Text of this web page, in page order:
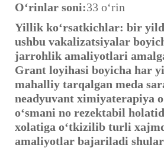
O‘rinlar soni:33 o‘rin
Yillik ko‘rsatkichlar: bir
ushbu vakalizatsiyalar
jarrohlik amaliyotlari
Grant loyihasi boyicha har
mahalliy tarqalgan meda
neadyuvant ximiyaterapiya
o‘smani no rezektabil
xolatiga o‘tkizilib turli
amaliyotlar bajariladi